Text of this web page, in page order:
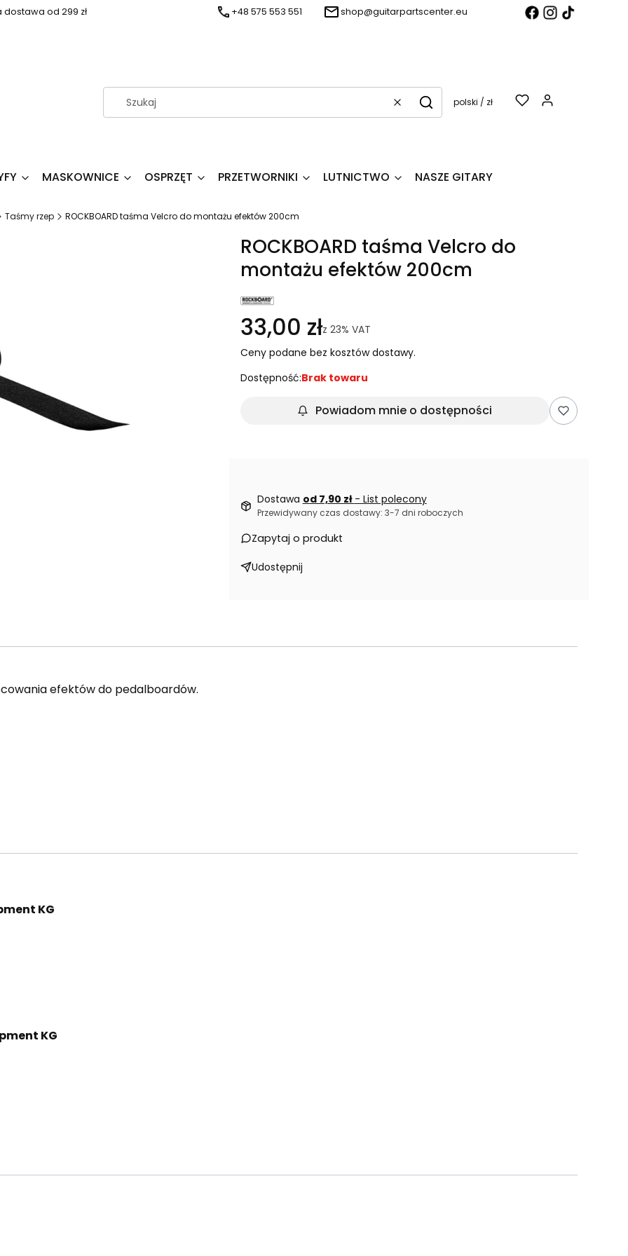
od 299 zł +48 575 553 551 shop@guitarpartscenter.eu
WyczyśćSzukajpolski / zł
MASKOWNICE OSPRZĘT PRZETWORNIKI LUTNICTWO NASZE GITARY
Taśmy rzep ROCKBOARD taśma Velcro do montażu efektów 200cm
ROCKBOARD taśma Velcro do
montażu efektów 200cm
33,00 złz 23% VAT
Ceny podane bez kosztów dostawy.
Dostępność:Brak towaru
Powiadom mnie o dostępności
Dostawa od 7,90 zł - List polecony
Przewidywany czas dostawy: 3-7 dni roboczych
Zapytaj o produkt
Udostępnij
efektów do pedalboardów.
KG
KG